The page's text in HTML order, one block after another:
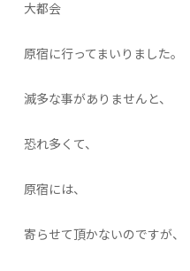
大都会
原宿に行ってまいりました。
滅多な事がありませんと、
恐れ多くて、
原宿には、
寄らせて頂かないのですが、